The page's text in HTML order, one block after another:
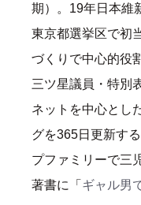
期）。19年日本維
東京都選挙区で初
づくりで中心的役
三ツ星議員・特別
ネットを中心とし
グを365日更新す
プファミリーで三
著書に「 ギャル男